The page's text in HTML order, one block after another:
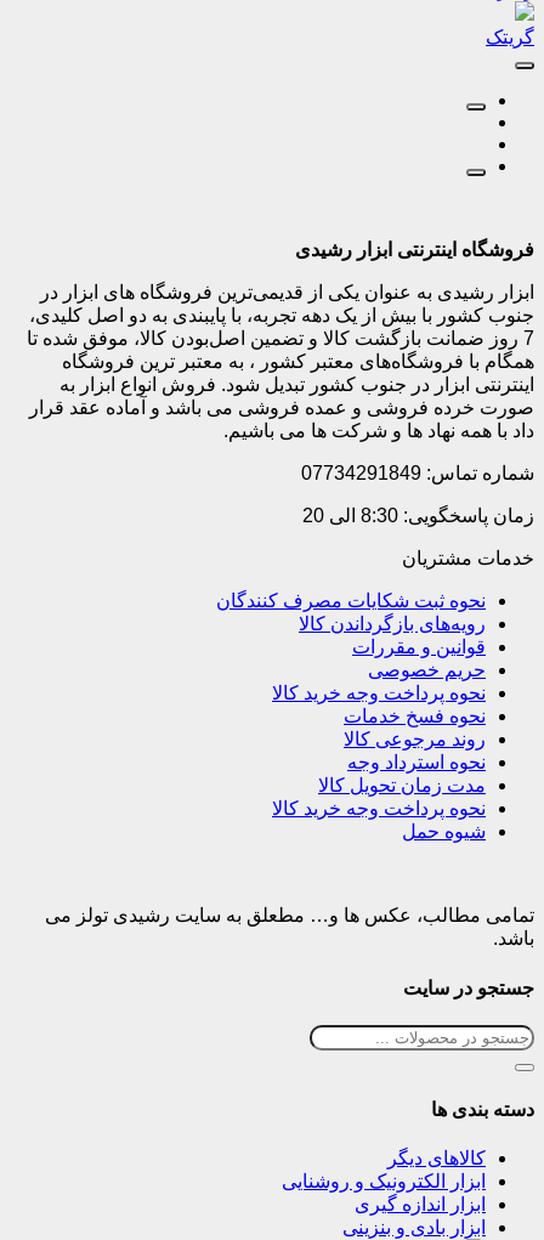
گریتک
فروشگاه اینترنتی ابزار رشیدی
ابزار رشیدی به عنوان یکی از قدیمی‌ترین فروشگاه های ابزار در
جنوب کشور با بیش از یک دهه تجربه، با پایبندی به دو اصل کلیدی،
7 روز ضمانت بازگشت کالا و تضمین اصل‌بودن کالا، موفق شده تا
همگام با فروشگاه‌های معتبر کشور ، به معتبر ترین فروشگاه
اینترنتی ابزار در جنوب کشور تبدیل شود. فروش انواع ابزار به
صورت خرده فروشی و عمده فروشی می باشد و آماده عقد قرار
داد با همه نهاد ها و شرکت ها می باشیم.
شماره تماس: 07734291849
زمان پاسخگویی: 8:30 الی 20
خدمات مشتریان
نحوه ثبت شکایات مصرف کنندگان
رویه‌های بازگرداندن کالا
قوانین و مقررات
حریم خصوصی
نحوه پرداخت وجه خرید کالا
نحوه فسخ خدمات
روند مرجوعی کالا
نحوه استرداد وجه
مدت زمان تحویل کالا
نحوه پرداخت وجه خرید کالا
شیوه حمل
تمامی مطالب، عکس ها و… مطعلق به سایت رشیدی تولز می
باشد.
جستجو در سایت
دسته بندی ها
کالاهای دیگر
ابزار الکترونیک و روشنایی
ابزار اندازه گیری
ابزار بادی و بنزینی